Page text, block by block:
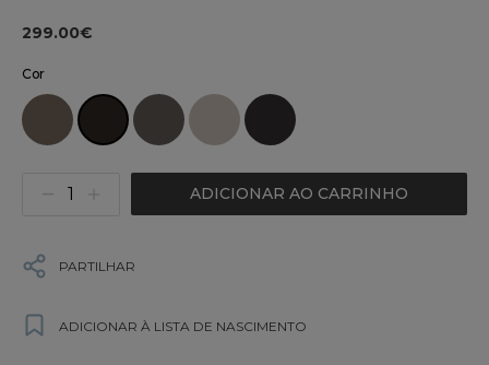
299.00€
Cor
ADICIONAR AO CARRINHO
PARTILHAR
ADICIONAR À LISTA DE NASCIMENTO